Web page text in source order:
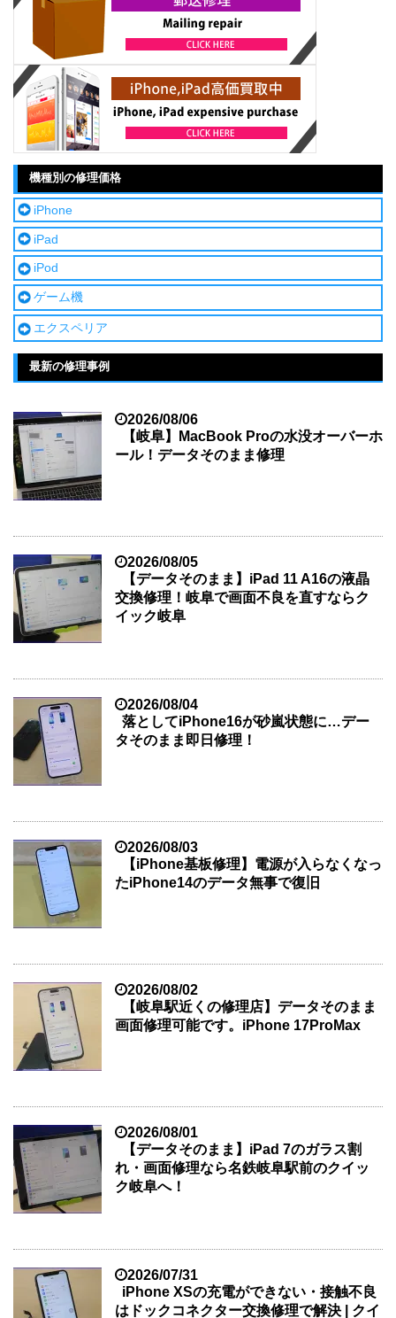
機種別の修理価格
iPhone
iPad
iPod
ゲーム機
エクスペリア
最新の修理事例
2026/08/06
【岐阜】MacBook Proの水没オーバーホ
ール！データそのまま修理
2026/08/05
【データそのまま】iPad 11 A16の液晶
交換修理！岐阜で画面不良を直すならク
イック岐阜
2026/08/04
落としてiPhone16が砂嵐状態に…デー
タそのまま即日修理！
2026/08/03
【iPhone基板修理】電源が入らなくなっ
たiPhone14のデータ無事で復旧
2026/08/02
【岐阜駅近くの修理店】データそのまま
画面修理可能です。iPhone 17ProMax
2026/08/01
【データそのまま】iPad 7のガラス割
れ・画面修理なら名鉄岐阜駅前のクイッ
ク岐阜へ！
2026/07/31
iPhone XSの充電ができない・接触不良
はドックコネクター交換修理で解決 | クイ